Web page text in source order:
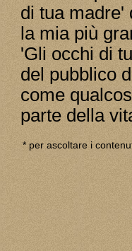
di tua madre'
la mia più
'Gli occhi di
del pubblico
come
parte della
* per ascoltare i